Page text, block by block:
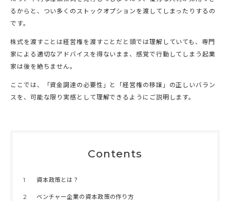
るからと、つい多くのストックオプションを渡してしまったりするの
です。
株式を渡すことは経営権を渡すことだと頭では理解していても、専門
家による適切なアドバイスを得ないまま、感覚で行動してしまう起業
家は後を絶ちません。
ここでは、「資金調達の必要性」と「経営権の移譲」の正しいバラン
スを、可能な限り実感として理解できるようにご説明します。
Contents
1 資本政策とは？
2
ベンチャー企業の資本政策の作り方